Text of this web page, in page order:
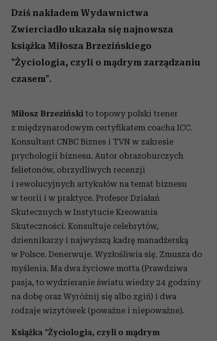
Dziś nakładem Wydawnictwa
Zwierciadło ukazała się najnowsza
książka Miłosza Brzezińskiego
"Życiologia, czyli o mądrym zarządzaniu
czasem".
Miłosz Brzeziński to topowy polski trener
z międzynarodowym certyfikatem coacha ICC.
Konsultant CNBC Biznes i TVN w zakresie
prychologii biznesu. Autor obrazoburczych
felietonów, obrzydliwych recenzji
i rewolucyjnych artykułów na temat biznesu
w teorii i w praktyce. Profesor Działań
Skutecznych w Instytucie Kreowania
Skuteczności. Konsultuje celebrytów,
dziennikarzy i najwyższą kadrę manadżerską
w Polsce. Denerwuje. Wyzłośliwia się. Zmusza do
myślenia. Ma dwa życiowe motta (Prawdziwa
pasja, to wydzieranie światu wiedzy 24 godziny
na dobę oraz Wyróżnij się albo zgiń) i dwa
rodzaje wizytówek (poważne i niepoważne).
Książka "Życiologia, czyli o mądrym